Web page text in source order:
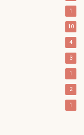
1
10
4
3
1
2
1